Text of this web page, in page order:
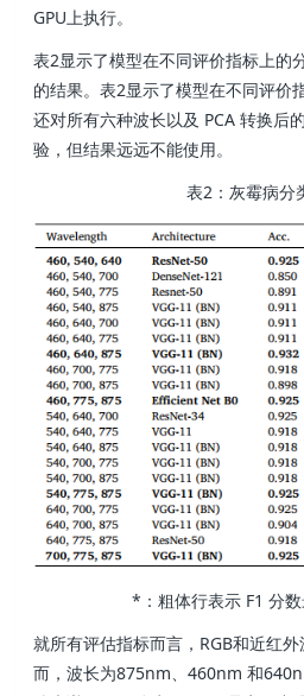
GPU上执行。
表2显示了模型在不同评价指标上的
的结果。表2显示了模型在不同评价
还对所有六种波长以及 PCA 转换后
验，但结果远远不能使用。
表2：灰霉病分
*：粗体行表示 F1 分数
就所有评估指标而言，RGB和近红
而，波长为875nm、460nm 和